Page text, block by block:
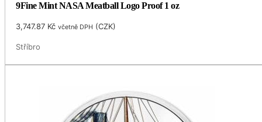
9Fine Mint NASA Meatball Logo Proof 1 oz
3,747.87 Kč včetně DPH (CZK)
Stříbro